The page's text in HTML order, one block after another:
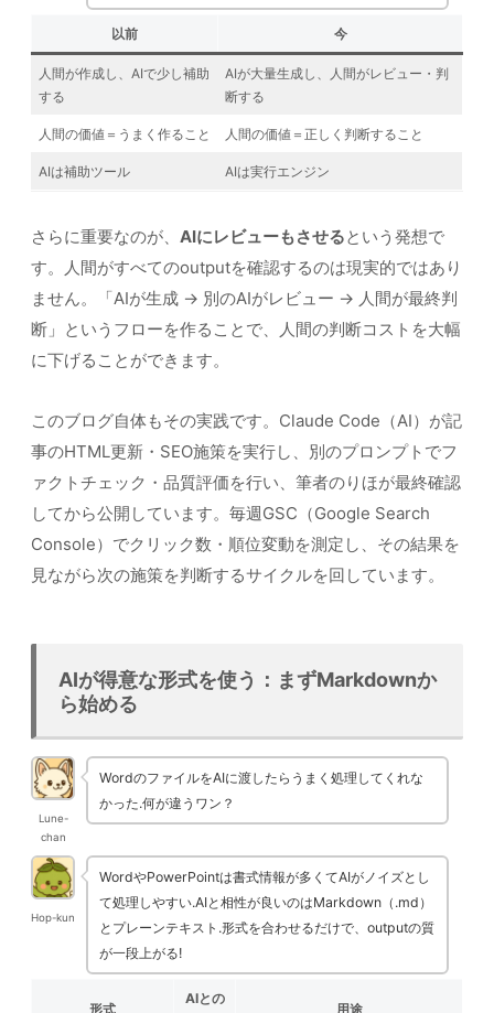
以前 今
人間が作成し、AIで少し補助
する
AIが大量生成し、人間がレビュー・判
断する
人間の価値＝うまく作ること 人間の価値＝正しく判断すること
AIは補助ツール AIは実行エンジン
さらに重要なのが、 AIにレビューもさせるという発想で
す。人間がすべてのoutputを確認するのは現実的ではあり
ません。「AIが生成 → 別のAIがレビュー → 人間が最終判
断」というフローを作ることで、人間の判断コストを大幅
に下げることができます。
このブログ自体もその実践です。Claude Code（AI）が記
事のHTML更新・SEO施策を実行し、別のプロンプトでフ
ァクトチェック・品質評価を行い、筆者のりほが最終確認
してから公開しています。毎週GSC（Google Search
Console）でクリック数・順位変動を測定し、その結果を
見ながら次の施策を判断するサイクルを回しています。
AIが得意な形式を使う：まずMarkdownか
ら始める
Lune-
chan
WordのファイルをAIに渡したらうまく処理してくれな
かった.何が違うワン？
Hop-kun
WordやPowerPointは書式情報が多くてAIがノイズとし
て処理しやすい.AIと相性が良いのはMarkdown（.md）
とプレーンテキスト.形式を合わせるだけで、outputの質
が一段上がる!
形式
AIとの
用途